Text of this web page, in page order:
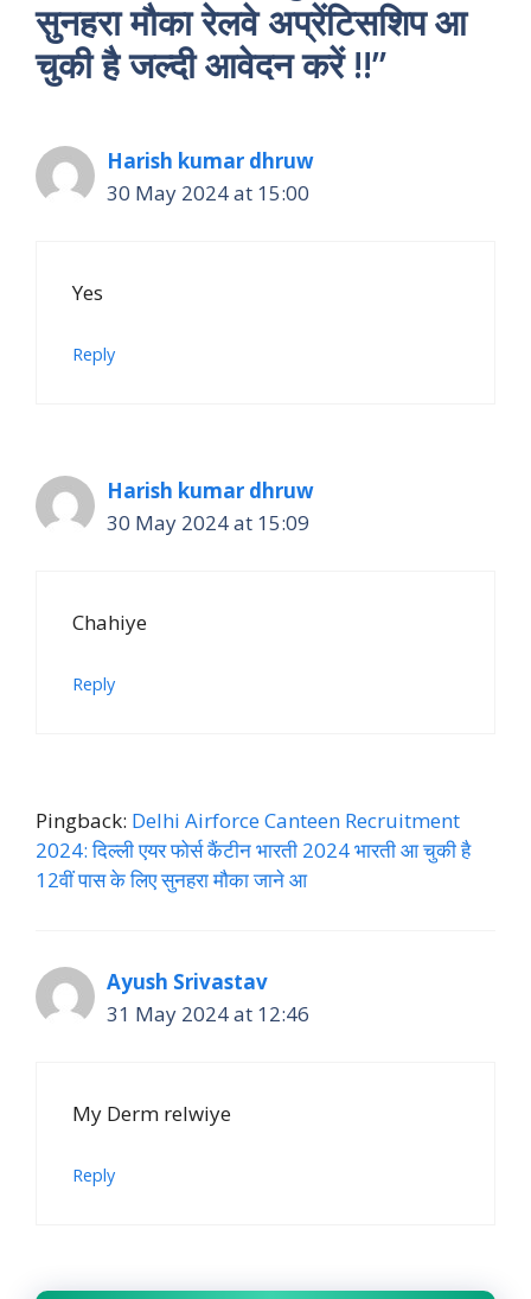
सुनहरा मौका रेलवे अप्रेंटिसशिप आ
चुकी है जल्दी आवेदन करें !!”
Harish kumar dhruw
30 May 2024 at 15:00
Yes
Reply
Harish kumar dhruw
30 May 2024 at 15:09
Chahiye
Reply
Pingback: Delhi Airforce Canteen Recruitment
2024: दिल्ली एयर फोर्स कैंटीन भारती 2024 भारती आ चुकी है
12वीं पास के लिए सुनहरा मौका जाने आ
Ayush Srivastav
31 May 2024 at 12:46
My Derm relwiye
Reply